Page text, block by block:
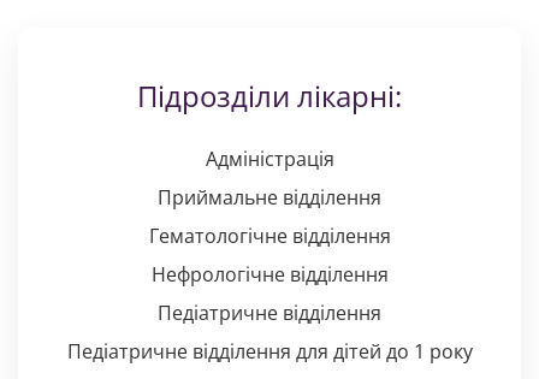
Підрозділи лікарні:
Адміністрація
Приймальне відділення
Гематологічне відділення
Нефрологічне відділення
Педіатричне відділення
Педіатричне відділення для дітей до 1 року